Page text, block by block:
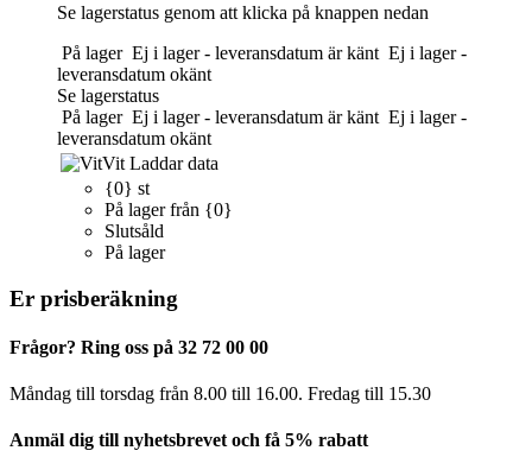
Se lagerstatus genom att klicka på knappen nedan
På lager Ej i lager - leveransdatum är känt Ej i lager -
leveransdatum okänt
Se lagerstatus
På lager Ej i lager - leveransdatum är känt Ej i lager -
leveransdatum okänt
Vit Laddar data
{0} st
På lager från {0}
Slutsåld
På lager
Er prisberäkning
Frågor? Ring oss på 32 72 00 00
Måndag till torsdag från 8.00 till 16.00. Fredag ​​till 15.30
Anmäl dig till nyhetsbrevet och få 5% rabatt